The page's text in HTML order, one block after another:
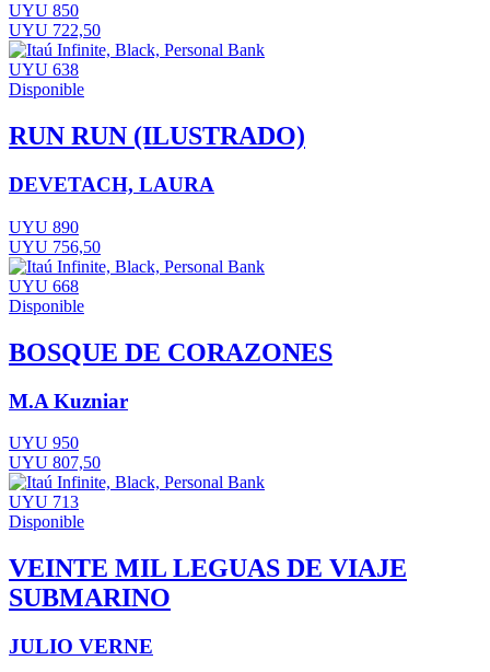
UYU 850
UYU 722,50
UYU 638
Disponible
RUN RUN (ILUSTRADO)
DEVETACH, LAURA
UYU 890
UYU 756,50
UYU 668
Disponible
BOSQUE DE CORAZONES
M.A Kuzniar
UYU 950
UYU 807,50
UYU 713
Disponible
VEINTE MIL LEGUAS DE VIAJE
SUBMARINO
JULIO VERNE